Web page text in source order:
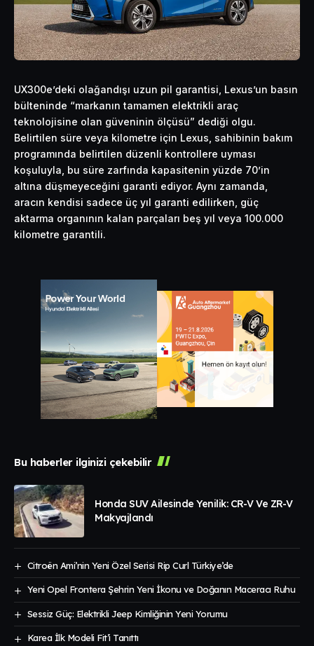
UX300e’deki olağandışı uzun pil garantisi, Lexus’un basın
bülteninde “markanın tamamen elektrikli araç
teknolojisine olan güveninin ölçüsü” dediği olgu.
Belirtilen süre veya kilometre için Lexus, sahibinin bakım
programında belirtilen düzenli kontrollere uyması
koşuluyla, bu süre zarfında kapasitenin yüzde 70’in
altına düşmeyeceğini garanti ediyor. Aynı zamanda,
aracın kendisi sadece üç yıl garanti edilirken, güç
aktarma organının kalan parçaları beş yıl veya 100.000
kilometre garantili.
Bu haberler ilginizi çekebilir
Honda SUV Ailesinde Yenilik: CR-V Ve ZR-V
Makyajlandı
Citroën Ami’nin Yeni Özel Serisi Rip Curl Türkiye’de
Yeni Opel Frontera Şehrin Yeni İkonu ve Doğanın Maceracı Ruhu
Sessiz Güç: Elektrikli Jeep Kimliğinin Yeni Yorumu
Karea İlk Modeli Fit’i Tanıttı